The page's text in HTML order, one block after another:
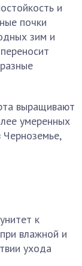
и
почки
зим и
выращивают
умеренных
к
влажной и
ухода